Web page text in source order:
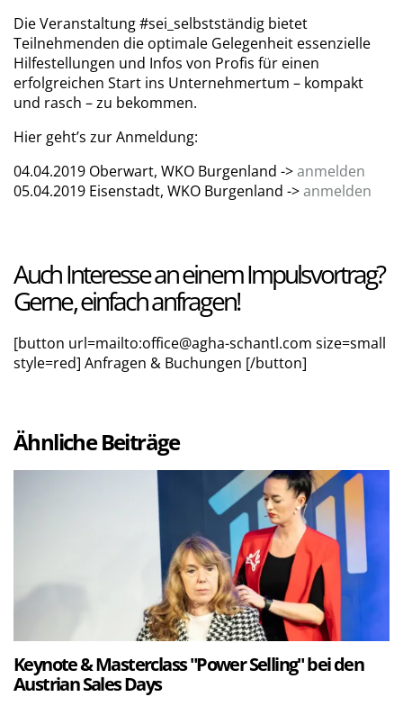
Die Veranstaltung #sei_selbstständig bietet
Teilnehmenden die optimale Gelegenheit essenzielle
Hilfestellungen und Infos von Profis für einen
erfolgreichen Start ins Unternehmertum – kompakt
und rasch – zu bekommen.
Hier geht’s zur Anmeldung:
04.04.2019 Oberwart, WKO Burgenland ->anmelden
05.04.2019 Eisenstadt, WKO Burgenland ->anmelden
Auch Interesse an einem Impulsvortrag?
Gerne, einfach anfragen!
[button url=mailto:office@agha-schantl.com size=small
style=red] Anfragen & Buchungen [/button]
Ähnliche Beiträge
Keynote & Masterclass "Power Selling" bei den
Austrian Sales Days